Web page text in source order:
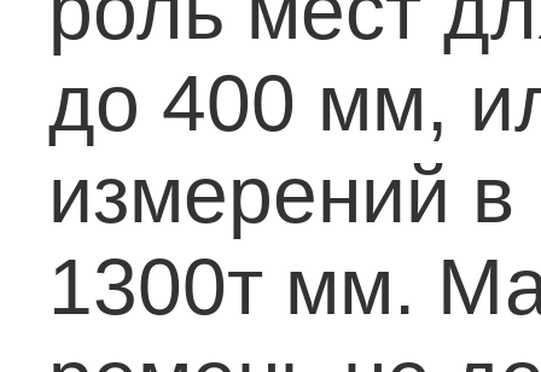
до 400 мм,
измерений в
1300т мм.